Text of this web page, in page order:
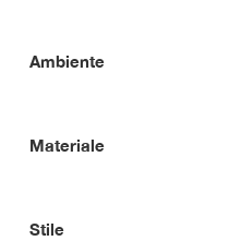
Ambiente
Materiale
Stile